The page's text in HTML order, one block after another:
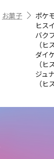
お菓子
ポケ
ヒス
バク
（
ダイ
（
ジュ
（